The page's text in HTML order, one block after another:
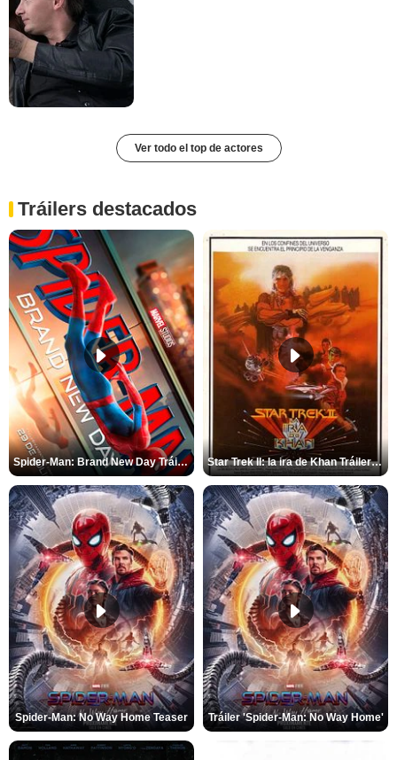
Ver todo el top de actores
Tráilers destacados
Spider-Man: Brand New Day Tráiler (3) Star Trek II: la ira de Khan Tráiler VO
Spider-Man: No Way Home Teaser Tráiler 'Spider-Man: No Way Home'